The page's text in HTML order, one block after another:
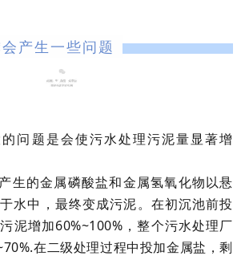
产生一些问题
01
问题是会使污水处理污泥量显著增
生的金属磷酸盐和金属氢氧化物以悬
水中，最终变成污泥。在初沉池前投
泥增加60%~100%，整个污水处理厂
在二级处理过程中投加金属盐，剩